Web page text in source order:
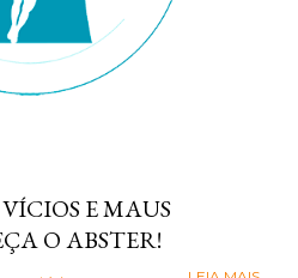
E MAUS
O ABSTER!